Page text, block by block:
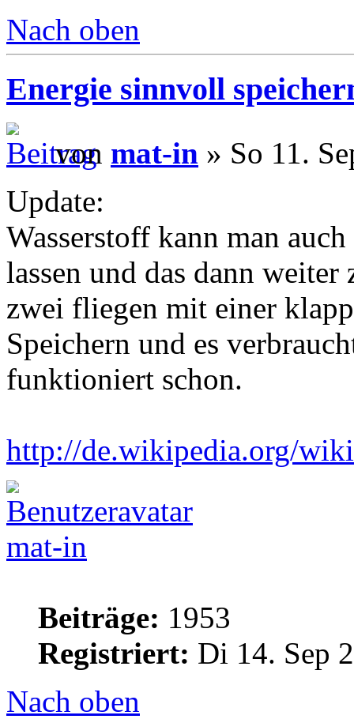
Nach oben
Energie sinnvoll
von mat-in » So 11.
Update:
Wasserstoff kann man
lassen und das dann
zwei fliegen mit einer
Speichern und es
funktioniert schon.
http://de.wikipedia.org/
mat-in
Beiträge: 1953
Registriert: Di 14. Sep
Nach oben